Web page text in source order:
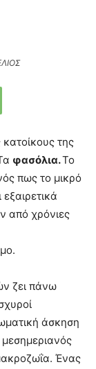
της
φασόλια.Το
πως το μικρό
από χρόνιες
ζει πάνω
άσκηση
Ένας